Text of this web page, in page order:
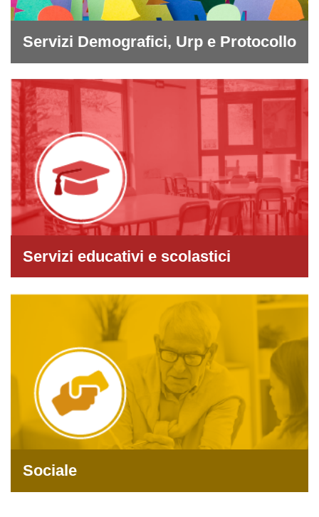
Servizi Demografici, Urp e Protocollo
Servizi educativi e scolastici
Sociale